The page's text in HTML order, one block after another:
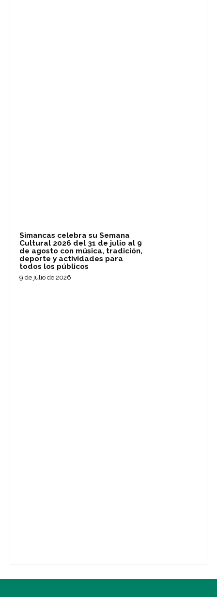
Simancas celebra su Semana
Cultural 2026 del 31 de julio al 9
de agosto con música, tradición,
deporte y actividades para
todos los públicos
9 de julio de 2026